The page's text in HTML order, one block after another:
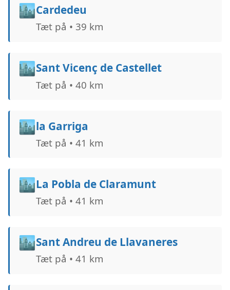
🏙️Cardedeu
Tæt på • 39 km
🏙️Sant Vicenç de Castellet
Tæt på • 40 km
🏙️la Garriga
Tæt på • 41 km
🏙️La Pobla de Claramunt
Tæt på • 41 km
🏙️Sant Andreu de Llavaneres
Tæt på • 41 km